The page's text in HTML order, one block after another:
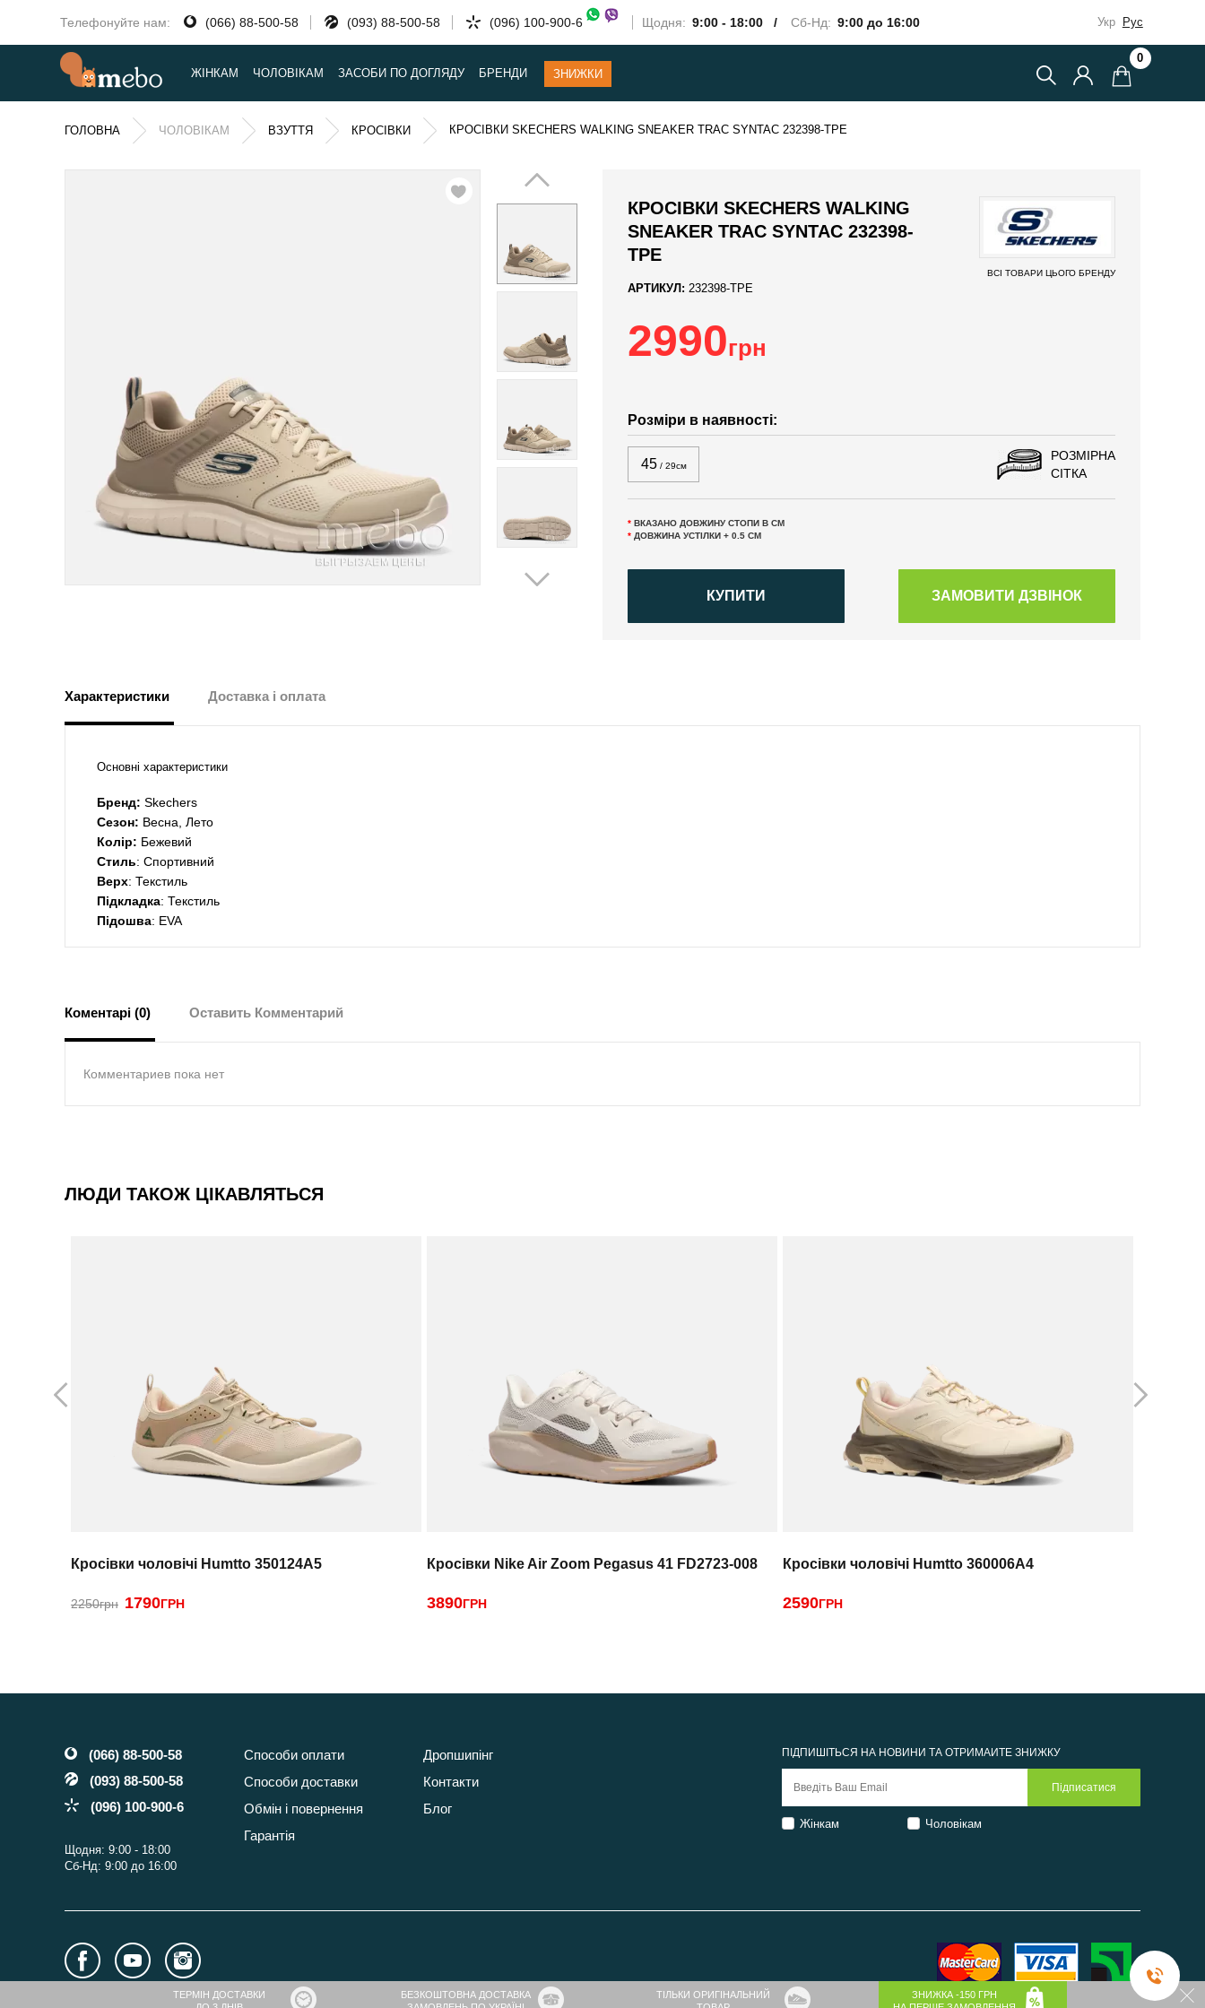
Телефонуйте нам: (066) 88-500-58 (093) 88-500-58 (096) 100-900-6 Щодня: 9:00 - 18:00 / Сб-Нд: 9:00 до 16:00 Укр Рус
ЖІНКАМ ЧОЛОВІКАМ ЗАСОБИ ПО ДОГЛЯДУ БРЕНДИ ЗНИЖКИ
0
ГОЛОВНА ЧОЛОВІКАМ ВЗУТТЯ КРОСІВКИ КРОСІВКИ SKECHERS WALKING SNEAKER TRAC SYNTAC 232398-TPE
КРОСІВКИ SKECHERS WALKING
SNEAKER TRAC SYNTAC 232398-
TPE
АРТИКУЛ: 232398-TPE
ВСІ ТОВАРИ ЦЬОГО БРЕНДУ
2990грн
Розміри в наявності:
45/ 29см
РОЗМІРНА
СІТКА
* ВКАЗАНО ДОВЖИНУ СТОПИ В СМ
* ДОВЖИНА УСТІЛКИ + 0.5 СМ
КУПИТИ
Характеристики Доставка і оплата
Основні характеристики
Бренд: Skechers
Сезон: Весна, Лето
Колір: Бежевий
Стиль: Спортивний
Верх: Текстиль
Підкладка: Текстиль
Підошва: EVA
Коментарі (0) Оставить Комментарий
Комментариев пока нет
ЛЮДИ ТАКОЖ ЦІКАВЛЯТЬСЯ
Кросівки чоловічі Humtto 350124A5
2250грн 1790ГРН
Кросівки Nike Air Zoom Pegasus 41 FD2723-008
3890ГРН
Кросівки чоловічі Humtto 360006A4
2590ГРН
(066) 88-500-58
(093) 88-500-58
(096) 100-900-6
Щодня: 9:00 - 18:00
Сб-Нд: 9:00 до 16:00
Способи оплати
Способи доставки
Обмін і повернення
Гарантія
Дропшипінг
Контакти
Блог
ПІДПИШІТЬСЯ НА НОВИНИ ТА ОТРИМАЙТЕ ЗНИЖКУ
Жінкам Чоловікам
ТЕРМІН ДОСТАВКИ
БЕЗКОШТОВНА ДОСТАВКА
ТІЛЬКИ ОРИГІНАЛЬНИЙ
ЗНИЖКА -150 ГРН